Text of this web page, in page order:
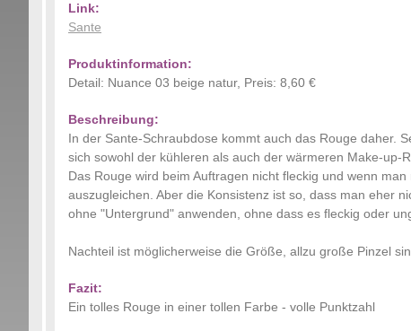
Link:
Sante
Produktinformation:
Detail: Nuance 03 beige natur, Preis: 8,60 €
Beschreibung:
In der Sante-Schraubdose kommt auch das Rouge daher.
sich sowohl der kühleren als auch der wärmeren Make-up-
Das Rouge wird beim Auftragen nicht fleckig und wenn
auszugleichen. Aber die Konsistenz ist so, dass man eher
ohne "Untergrund" anwenden, ohne dass es fleckig oder
Nachteil ist möglicherweise die Größe, allzu große Pinzel
Fazit:
Ein tolles Rouge in einer tollen Farbe - volle Punktzahl